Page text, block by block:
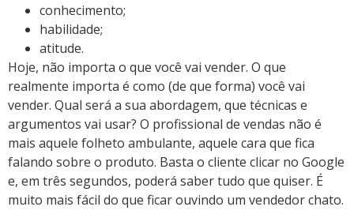
conhecimento;
habilidade;
atitude.
Hoje, não importa o que você vai vender. O que
realmente importa é como (de que forma) você vai
vender. Qual será a sua abordagem, que técnicas e
argumentos vai usar? O profissional de vendas não é
mais aquele folheto ambulante, aquele cara que fica
falando sobre o produto. Basta o cliente clicar no Google
e, em três segundos, poderá saber tudo que quiser. É
muito mais fácil do que ficar ouvindo um vendedor chato.